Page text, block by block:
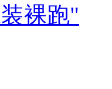
裸跑"